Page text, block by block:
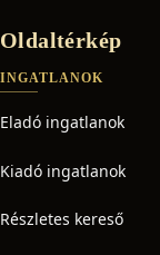
Oldaltérkép
INGATLANOK
Eladó ingatlanok
Kiadó ingatlanok
Részletes kereső